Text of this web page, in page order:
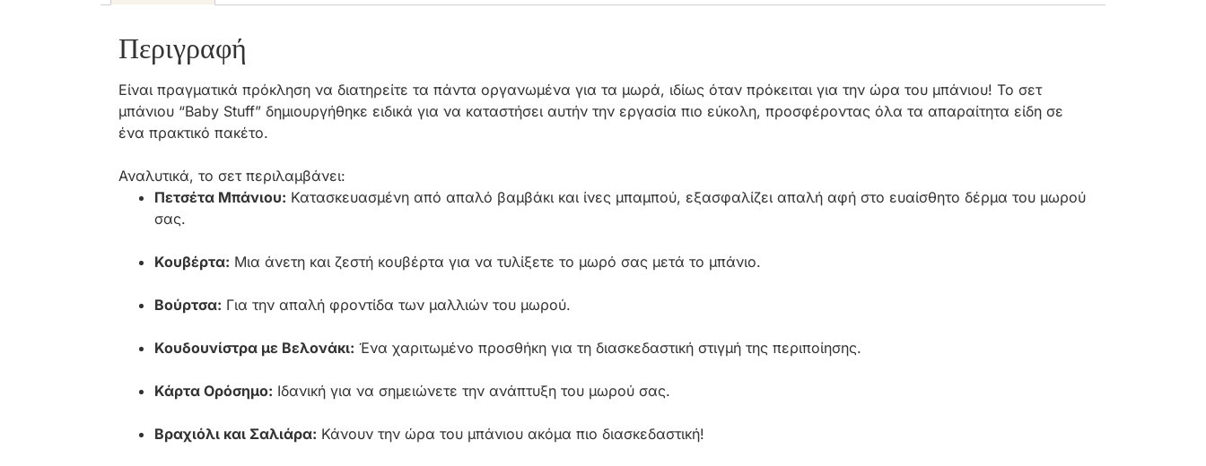
Περιγραφή
Είναι πραγματικά πρόκληση να διατηρείτε τα πάντα οργανωμένα για τα μωρά, ιδίως όταν πρόκειται για την ώρα του μπάνιου! Το σετ
μπάνιου “Baby Stuff” δημιουργήθηκε ειδικά για να καταστήσει αυτήν την εργασία πιο εύκολη, προσφέροντας όλα τα απαραίτητα είδη σε
ένα πρακτικό πακέτο.
Αναλυτικά, το σετ περιλαμβάνει:
Πετσέτα Μπάνιου: Κατασκευασμένη από απαλό βαμβάκι και ίνες μπαμπού, εξασφαλίζει απαλή αφή στο ευαίσθητο δέρμα του μωρού
σας.
Κουβέρτα: Μια άνετη και ζεστή κουβέρτα για να τυλίξετε το μωρό σας μετά το μπάνιο.
Βούρτσα: Για την απαλή φροντίδα των μαλλιών του μωρού.
Κουδουνίστρα με Βελονάκι: Ένα χαριτωμένο προσθήκη για τη διασκεδαστική στιγμή της περιποίησης.
Κάρτα Ορόσημο: Ιδανική για να σημειώνετε την ανάπτυξη του μωρού σας.
Βραχιόλι και Σαλιάρα: Κάνουν την ώρα του μπάνιου ακόμα πιο διασκεδαστική!